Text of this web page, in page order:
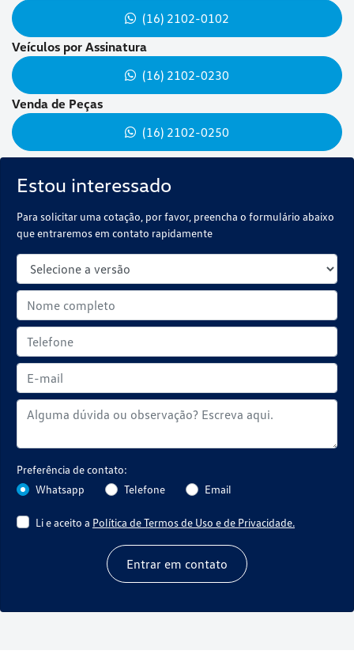
Estou interessado
Para solicitar uma cotação, por favor, preencha o formulário abaixo
que entraremos em contato rapidamente
Preferência de contato:
Whatsapp
Telefone Email
Li e aceito a Política de Termos de Uso e de Privacidade.
Entrar em contato
(16) 2102-0102
Veículos por Assinatura
(16) 2102-0230
Venda de Peças
(16) 2102-0250